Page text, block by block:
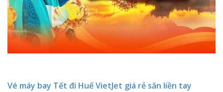
Vé máy bay Tết đi Huế VietJet giá rẻ săn liền tay